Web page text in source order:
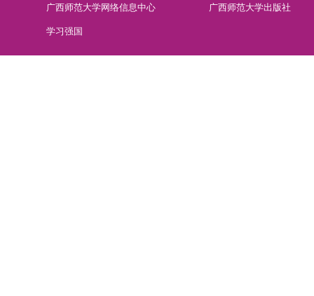
广西师范大学网络信息中心
学习强国
广西师范大学出版社